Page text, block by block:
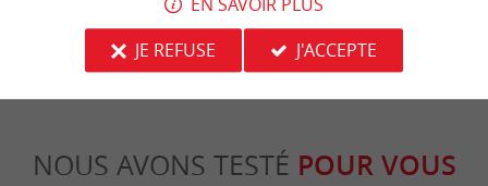
NOUS AVONS TESTÉ POUR VOUS
JE REFUSE
J'ACCEPTE